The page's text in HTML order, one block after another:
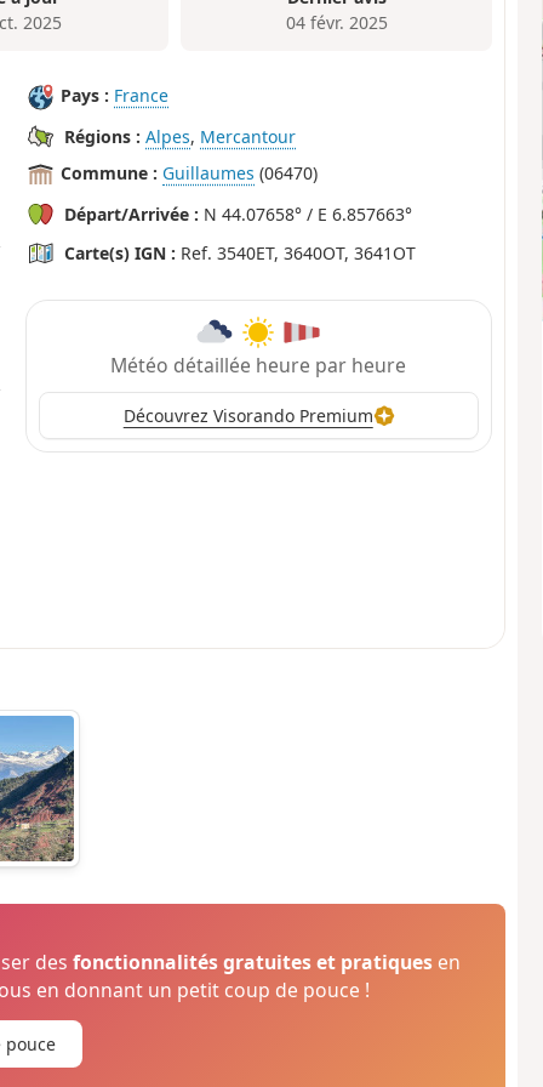
2025
04 févr. 2025
Pays : France
Régions : Alpes, Mercantour
Commune : Guillaumes (06470)
Départ/Arrivée : N 44.07658° / E 6.857663°
Carte(s) IGN : Ref. 3540ET, 3640OT, 3641OT
Météo détaillée heure par heure
Découvrez Visorando Premium
desfonctionnalités gratuites et pratiques en
en donnant un petit coup de pouce !
pouce